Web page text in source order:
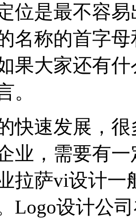
位是最不容
名称的首字
果大家还有
。
快速发展，
业，需要有
拉萨vi设计一
Logo设计公